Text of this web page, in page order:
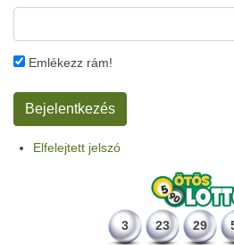
Emlékezz rám!
Elfelejtett jelszó
3 23 29